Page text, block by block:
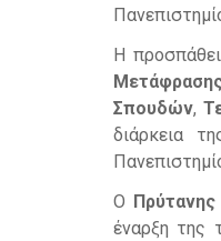
Η
Σπουδών,
διάρκεια
Ο
έναρξη της